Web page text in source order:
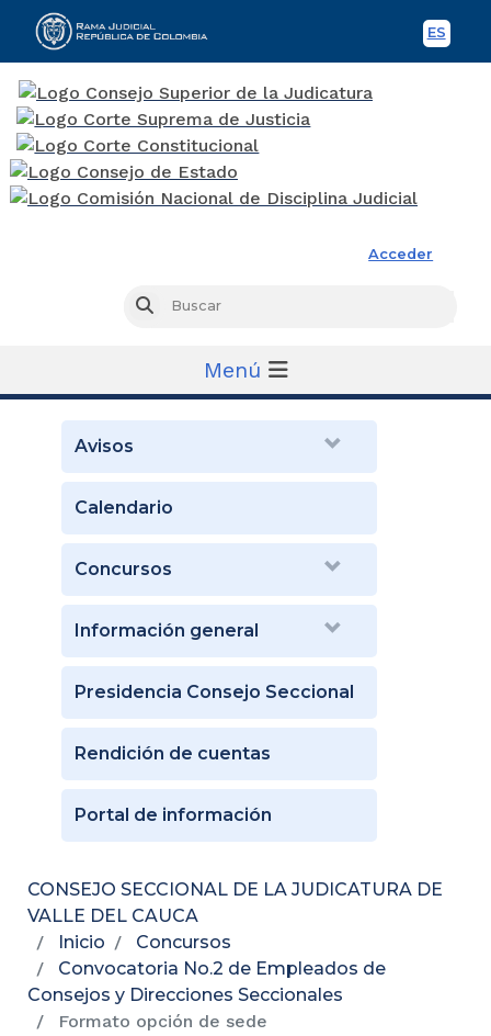
ES
Acceder
Buscar
Menú
Avisos
Calendario
Concursos
Información general
Presidencia Consejo Seccional
Rendición de cuentas
Portal de información
CONSEJO SECCIONAL DE LA JUDICATURA DE
VALLE DEL CAUCA
Inicio
Concursos
Convocatoria No.2 de Empleados de
Consejos y Direcciones Seccionales
Formato opción de sede